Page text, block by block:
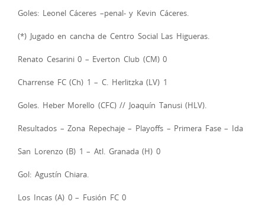
Goles: Leonel Cáceres –penal- y Kevin Cáceres.
(*) Jugado en cancha de Centro Social Las Higueras.
Renato Cesarini 0 – Everton Club (CM) 0
Charrense FC (Ch) 1 – C. Herlitzka (LV) 1
Goles. Heber Morello (CFC) // Joaquín Tanusi (HLV).
Resultados – Zona Repechaje – Playoffs – Primera Fase – Ida
San Lorenzo (B) 1 – Atl. Granada (H) 0
Gol: Agustín Chiara.
Los Incas (A) 0 – Fusión FC 0